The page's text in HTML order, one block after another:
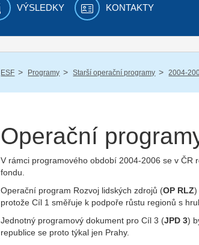
VÝSLEDKY KONTAKTY
ESF / Programy / Starší operační programy / 2004-
Operační
V rámci programového období 2004-2006 se v
fondu.
Operační program Rozvoj lidských zdrojů (OP RLZ)
protože Cíl 1 směřuje k podpoře růstu regionů s
Jednotný programový dokument pro Cíl 3 (JPD 3)
republice se proto týkal jen Prahy.